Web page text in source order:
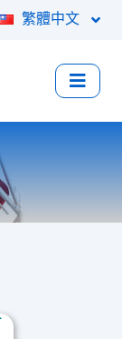
繁體中文